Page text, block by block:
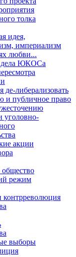
толка
идея,
империализм
любви...
дела ЮКОСа
де-либерализовать
и публичное право
уголовно-
акции
общество
режим
контрреволюция
выборы